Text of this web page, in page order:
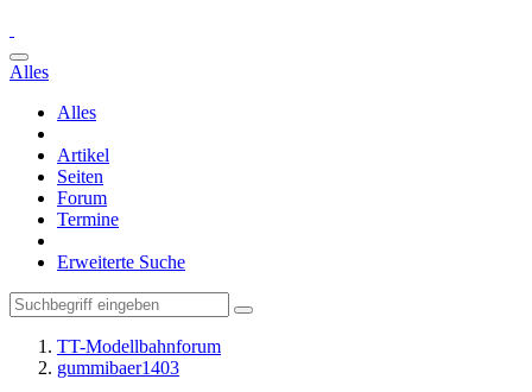
Alles
Alles
Artikel
Seiten
Forum
Termine
Erweiterte Suche
TT-Modellbahnforum
gummibaer1403